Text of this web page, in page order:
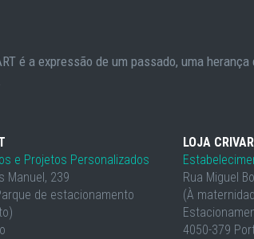
é a expressão de um passado, uma
e Projetos Personalizados
Manuel, 239
de estacionamento
LOJA
Rua Miguel
(À
4050-379